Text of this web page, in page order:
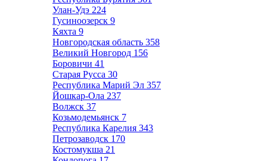
Улан-Удэ 224
Гусиноозерск 9
Кяхта 9
Новгородская область 358
Великий Новгород 156
Боровичи 41
Старая Русса 30
Республика Марий Эл 357
Йошкар-Ола 237
Волжск 37
Козьмодемьянск 7
Республика Карелия 343
Петрозаводск 170
Костомукша 21